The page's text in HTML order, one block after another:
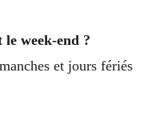
week-end ?
et jours fériés